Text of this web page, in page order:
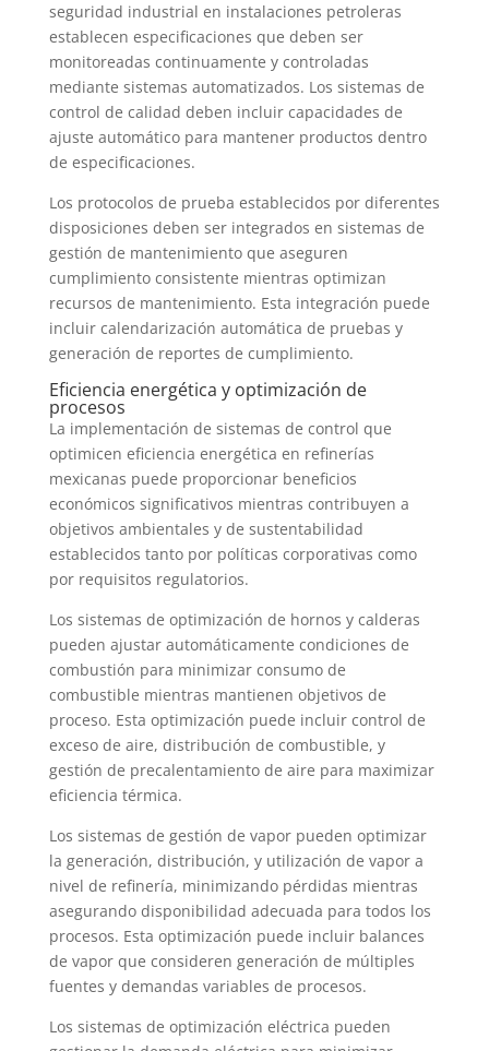
seguridad industrial en instalaciones petroleras
establecen especificaciones que deben ser
monitoreadas continuamente y controladas
mediante sistemas automatizados. Los sistemas de
control de calidad deben incluir capacidades de
ajuste automático para mantener productos dentro
de especificaciones.
Los protocolos de prueba establecidos por diferentes
disposiciones deben ser integrados en sistemas de
gestión de mantenimiento que aseguren
cumplimiento consistente mientras optimizan
recursos de mantenimiento. Esta integración puede
incluir calendarización automática de pruebas y
generación de reportes de cumplimiento.
Eficiencia energética y optimización de
procesos
La implementación de sistemas de control que
optimicen eficiencia energética en refinerías
mexicanas puede proporcionar beneficios
económicos significativos mientras contribuyen a
objetivos ambientales y de sustentabilidad
establecidos tanto por políticas corporativas como
por requisitos regulatorios.
Los sistemas de optimización de hornos y calderas
pueden ajustar automáticamente condiciones de
combustión para minimizar consumo de
combustible mientras mantienen objetivos de
proceso. Esta optimización puede incluir control de
exceso de aire, distribución de combustible, y
gestión de precalentamiento de aire para maximizar
eficiencia térmica.
Los sistemas de gestión de vapor pueden optimizar
la generación, distribución, y utilización de vapor a
nivel de refinería, minimizando pérdidas mientras
asegurando disponibilidad adecuada para todos los
procesos. Esta optimización puede incluir balances
de vapor que consideren generación de múltiples
fuentes y demandas variables de procesos.
Los sistemas de optimización eléctrica pueden